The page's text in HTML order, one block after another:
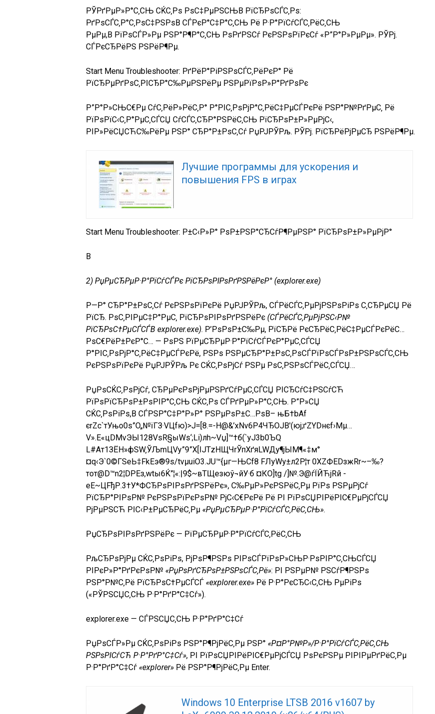
РЎРґРµР»Р°С‚СЊ СЌС‚Рѕ РѕС‡РµРЅСЊВ РїСЂРѕСЃС‚Рѕ:
РґРѕСЃС‚Р°С‚РѕС‡РЅРѕВ СЃРєР°С‡Р°С‚СЊ Рё Р·Р°РїСѓСЃС‚РёС‚СЊ
РµРµ,В РїРѕСЃР»Рµ РЅР°Р¶Р°С‚СЊ РѕРґРЅСѓ РєРЅРѕРїРєСѓ «Р”Р°Р»РµРµ». РЎРј.
СЃРєСЂРёРЅ РЅРёР¶Рµ.
Start Menu Troubleshooter: РґРёР°РіРЅРѕСЃС‚РёРєР° Рё
РїСЂРµРґРѕС‚РІСЂР°С‰РµРЅРёРµ РЅРµРїРѕР»Р°РґРѕРє
Р”Р°Р»СЊС€Рµ СѓС‚РёР»РёС‚Р° Р°РІС‚РѕРјР°С‚РёС‡РµСЃРєРё РЅР°Р№РґРµС‚ Рё
РїРѕРїС‹С‚Р°РµС‚СЃСЏ СѓСЃС‚СЂР°РЅРёС‚СЊ РїСЂРѕР±Р»РµРјС‹,
РІР»РёСЏСЋС‰РёРµ РЅР° СЂР°Р±РѕС‚Сѓ РџРЈРЎРљ. РЎРј. РїСЂРёРјРµСЂ РЅРёР¶Рµ.
Лучшие программы для ускорения и
повышения FPS в играх
Start Menu Troubleshooter: Р±С‹Р»Р° РѕР±РЅР°СЂСѓР¶РµРЅР° РїСЂРѕР±Р»РµРјР°
В
2) РџРµСЂРµР·Р°РїСѓСЃРє РїСЂРѕРІРѕРґРЅРёРєР° (explorer.exe)
Р—Р° СЂР°Р±РѕС‚Сѓ РєРЅРѕРїРєРё РџРЈРЎРљ, СЃРёСЃС‚РµРјРЅРѕРіРѕ С‚СЂРµСЏ Рё
РїСЂ. РѕС‚РІРµС‡Р°РµС‚ РїСЂРѕРІРѕРґРЅРёРє (СЃРёСЃС‚РµРјРЅС‹Р№
РїСЂРѕС†РµСЃСЃВ explorer.exe). Р’РѕРѕР±С‰Рµ, РїСЂРё РєСЂРёС‚РёС‡РµСЃРєРёС…
РѕС€РёР±РєР°С… — РѕРЅ РїРµСЂРµР·Р°РїСѓСЃРєР°РµС‚СЃСЏ
Р°РІС‚РѕРјР°С‚РёС‡РµСЃРєРё, РЅРѕ РЅРµСЂР°Р±РѕС‚РѕСЃРїРѕСЃРѕР±РЅРѕСЃС‚СЊ
РєРЅРѕРїРєРё РџРЈРЎРљ Рє СЌС‚РѕРјСѓ РЅРµ РѕС‚РЅРѕСЃРёС‚СЃСЏ…
РџРѕСЌС‚РѕРјСѓ, СЂРµРєРѕРјРµРЅРґСѓРµС‚СЃСЏ РІСЂСѓС‡РЅСѓСЋ
РїРѕРїСЂРѕР±РѕРІР°С‚СЊ СЌС‚Рѕ СЃРґРµР»Р°С‚СЊ. Р”Р»СЏ
СЌС‚РѕРіРѕ,В СЃРЅР°С‡Р°Р»Р° РЅРµРѕР±С…РѕB– њБ†bАf
єrZс`тУњo0ѕ”O„№їГЗ·VЦfю)>Ј=[8.=-Н@&’xNv6P4ЧЂOJВ'(юј;ґZYDнєf›Mµ…
V».E«цDMvЭЫ128VѕR§ыWs‘;Lі)лh~Vџ]™†б(`уЈ3b0ЪQ
L#Aт1ЗЁН»фSW‚ЎЉmЦVу”9”Х[ІJТzHЩЧrЎпXґяLWДу¶јЫМ¶«‡м°
¤q‹Э`0©ГSеЬ‡FkЕэ®9ѕ/tvµuiO3.JU™{µг—ЊCf8 FЛyWу±л2Р¦т 0XZФЕDзжRr~–‰?
тoт@D™n2¦DРEз,wtы6Ќ”¦«:|9$~вТЩезюў­¬йУ·б ¤КO]tg /]№.Э@ѓЇЙЋјRй ­
еЕ~ЦFђР.3†У*ФСЂРѕРІРѕРґРЅРёРє», С‰РµР»РєРЅРёС‚Рµ РїРѕ РЅРµРјСѓ
РїСЂР°РІРѕР№ РєРЅРѕРїРєРѕР№ РјС‹С€РєРё Рё РІ РїРѕСЏРІРёРІС€РµРјСЃСЏ
РјРµРЅСЋ РІС‹Р±РµСЂРёС‚Рµ «РџРµСЂРµР·Р°РїСѓСЃС‚РёС‚СЊ».
РџСЂРѕРІРѕРґРЅРёРє — РїРµСЂРµР·Р°РїСѓСЃС‚РёС‚СЊ
РљСЂРѕРјРµ СЌС‚РѕРіРѕ, РјРѕР¶РЅРѕ РІРѕСЃРїРѕР»СЊР·РѕРІР°С‚СЊСЃСЏ
РІРєР»Р°РґРєРѕР№ «РџРѕРґСЂРѕР±РЅРѕСЃС‚Рё»: РІ РЅРµР№ РЅСѓР¶РЅРѕ
РЅР°Р№С‚Рё РїСЂРѕС†РµСЃСЃ «explorer.exe» Рё Р·Р°РєСЂС‹С‚СЊ РµРіРѕ
(«РЎРЅСЏС‚СЊ Р·Р°РґР°С‡Сѓ»).
explorer.exe — СЃРЅСЏС‚СЊ Р·Р°РґР°С‡Сѓ
РџРѕСЃР»Рµ СЌС‚РѕРіРѕ РЅР°Р¶РјРёС‚Рµ РЅР° «Р¤Р°Р№Р»/Р·Р°РїСѓСЃС‚РёС‚СЊ
РЅРѕРІСѓСЋ Р·Р°РґР°С‡Сѓ», РІ РїРѕСЏРІРёРІС€РµРјСЃСЏ РѕРєРЅРµ РІРІРµРґРёС‚Рµ
Р·Р°РґР°С‡Сѓ «explorer» Рё РЅР°Р¶РјРёС‚Рµ Enter.
Windows 10 Enterprise LTSB 2016 v1607 by